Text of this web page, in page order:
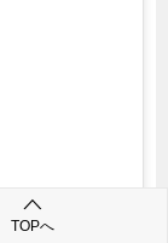
TOPへ